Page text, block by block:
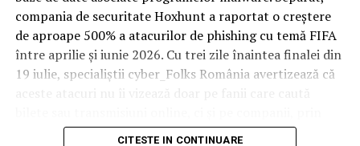
mai influenta la nivelul Justitiei.
În etapa de renovare sau construcție, administratorii
care iau în calcul mocheta trafic intens
pentru zonele
cu rotație mare reduc riscul de uzură prematură și de
decolorare vizibilă în punctele de trecere frecventă. Este
o decizie care ține mai puțin de stil și mai mult de
după primele sezoane de utilizare intensă.
compania de securitate Hoxhunt a raportat o creștere
de aproape 500% a atacurilor de phishing cu temă FIFA
între aprilie și iunie 2026. Cu trei zile înaintea finalei din
19 iulie, specialiștii cyber_Folks România avertizează că
conturile, dispozitivele și infrastructura digitală
CITESTE IN CONTINUARE